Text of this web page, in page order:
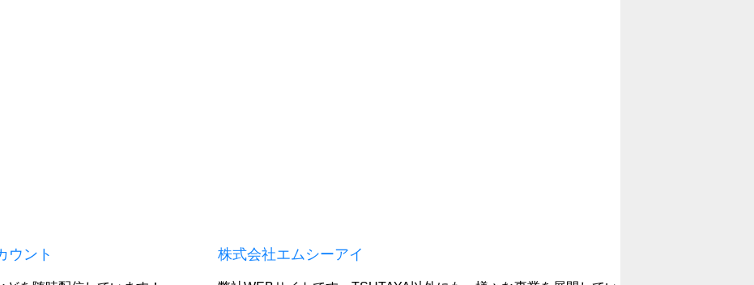
ウント 株式会社エムシーアイ